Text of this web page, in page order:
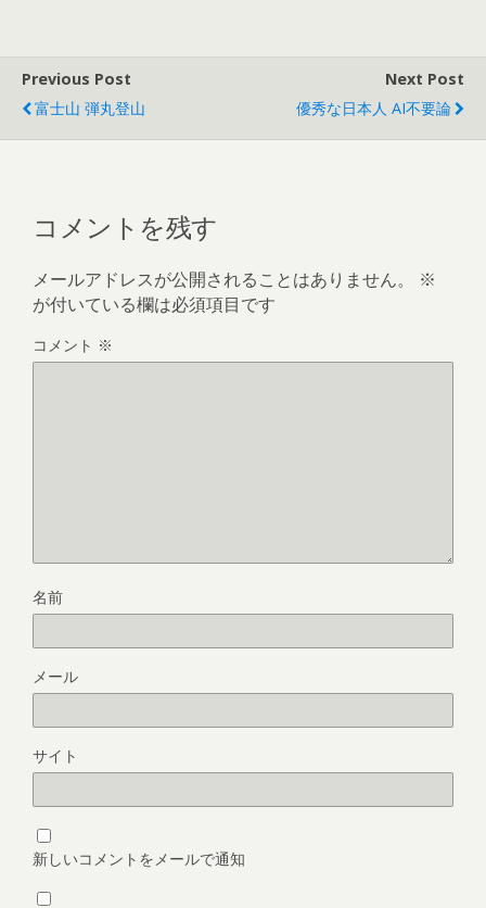
Previous Post
富士山 弾丸登山
Next Post
優秀な日本人 AI不要論
コメントを残す
メールアドレスが公開されることはありません。
※
が付いている欄は必須項目です
コメント ※
名前
メール
サイト
新しいコメントをメールで通知